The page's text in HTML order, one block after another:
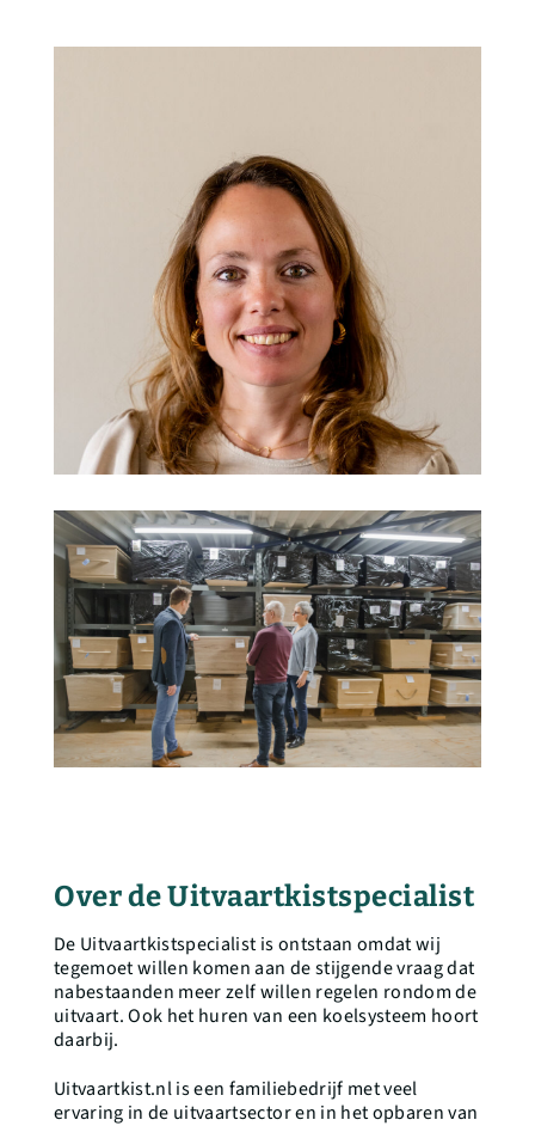
Over de Uitvaartkistspecialist
De Uitvaartkistspecialist is ontstaan omdat wij
tegemoet willen komen aan de stijgende vraag dat
nabestaanden meer zelf willen regelen rondom de
uitvaart. Ook het huren van een koelsysteem hoort
daarbij.
Uitvaartkist.nl is een familiebedrijf met veel
ervaring in de uitvaartsector en in het opbaren van